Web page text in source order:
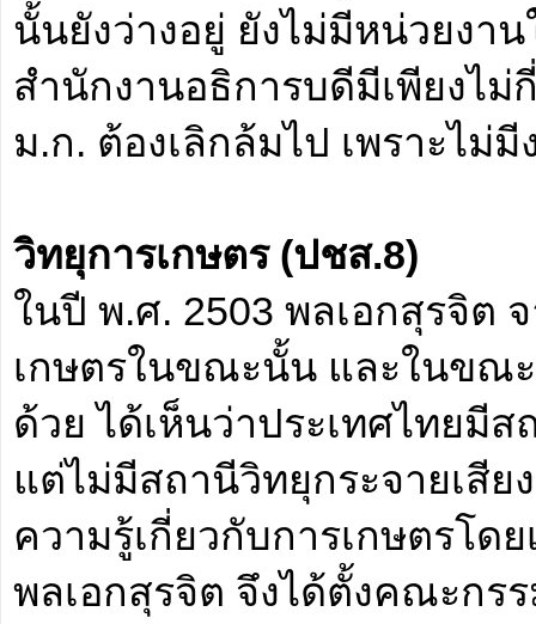
นั้นยังว่างอยู่ ยังไม่มีหน่วยงา
สำนักงานอธิการบดีมีเพียงไ
ม.ก. ต้องเลิกล้มไป เพราะไม่
วิทยุการเกษตร (ปชส.8)
ในปี พ.ศ. 2503 พลเอกสุรจิต
เกษตรในขณะนั้น และในขณ
ด้วย ได้เห็นว่าประเทศไทยมี
แต่ไม่มีสถานีวิทยุกระจายเสี
ความรู้เกี่ยวกับการเกษตรโดย
พลเอกสุรจิต จึงได้ตั้งคณะก